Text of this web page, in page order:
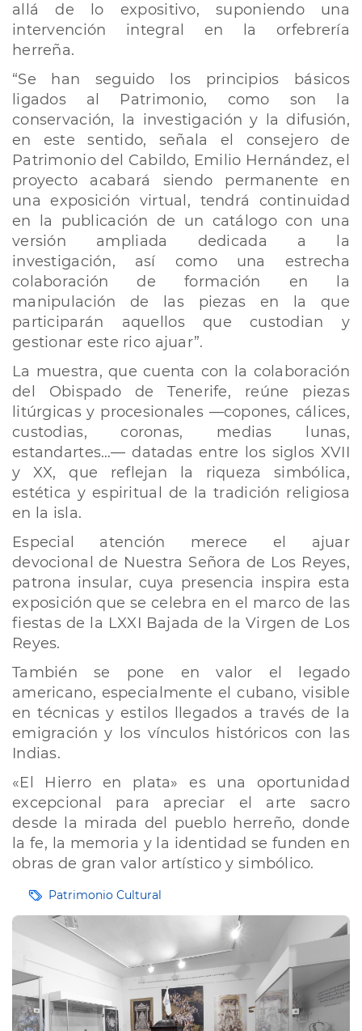
allá de lo expositivo, suponiendo una
intervención integral en la orfebrería
herreña.
“Se han seguido los principios básicos
ligados al Patrimonio, como son la
conservación, la investigación y la difusión,
en este sentido, señala el consejero de
Patrimonio del Cabildo, Emilio Hernández, el
proyecto acabará siendo permanente en
una exposición virtual, tendrá continuidad
en la publicación de un catálogo con una
versión ampliada dedicada a la
investigación, así como una estrecha
colaboración de formación en la
manipulación de las piezas en la que
participarán aquellos que custodian y
gestionar este rico ajuar”.
La muestra, que cuenta con la colaboración
del Obispado de Tenerife, reúne piezas
litúrgicas y procesionales —copones, cálices,
custodias, coronas, medias lunas,
estandartes…— datadas entre los siglos XVII
y XX, que reflejan la riqueza simbólica,
estética y espiritual de la tradición religiosa
en la isla.
Especial atención merece el ajuar
devocional de Nuestra Señora de Los Reyes,
patrona insular, cuya presencia inspira esta
exposición que se celebra en el marco de las
fiestas de la LXXI Bajada de la Virgen de Los
Reyes.
También se pone en valor el legado
americano, especialmente el cubano, visible
en técnicas y estilos llegados a través de la
emigración y los vínculos históricos con las
Indias.
«El Hierro en plata» es una oportunidad
excepcional para apreciar el arte sacro
desde la mirada del pueblo herreño, donde
la fe, la memoria y la identidad se funden en
obras de gran valor artístico y simbólico.
EtiquetasPatrimonio Cultural